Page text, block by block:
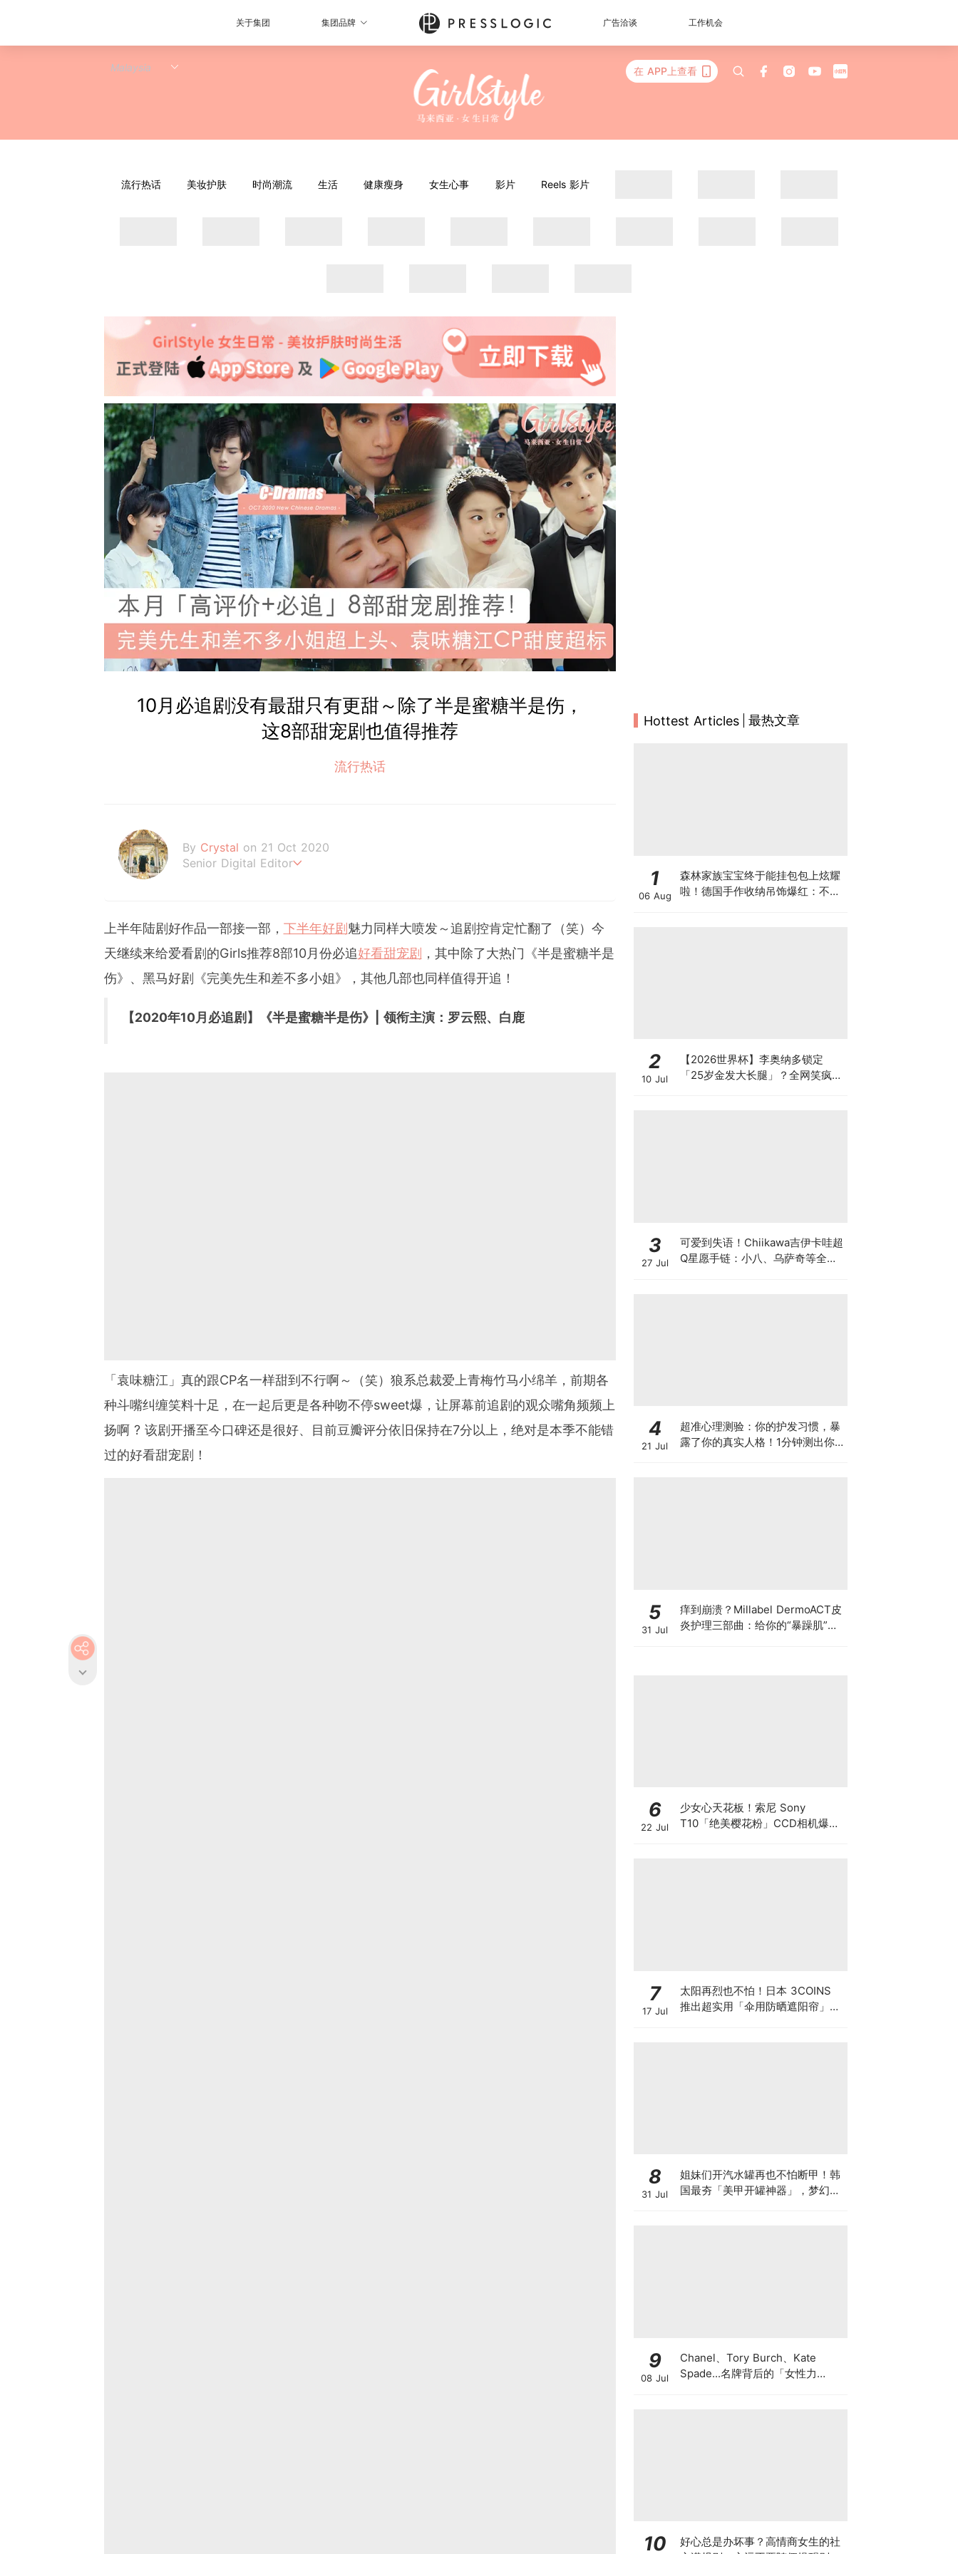
关于集团 集团品牌 广告洽谈 工作机会
在 APP上查看
流行热话 美妆护肤 时尚潮流 生活 健康瘦身 女生心事 影片 Reels 影片
10月必追剧没有最甜只有更甜～除了半是蜜糖半是伤，
这8部甜宠剧也值得推荐
流行热话
By Crystal on 21 Oct 2020
Senior Digital Editor
上半年陆剧好作品一部接一部， 下半年好剧 魅力同样大喷发～追剧控肯定忙翻了（笑）今
天继续来给爱看剧的Girls推荐8部10月份必追好看甜宠剧 ，其中除了大热门《半是蜜糖半是
伤》、黑马好剧《完美先生和差不多小姐》，其他几部也同样值得开追！
【2020年10月必追剧】《半是蜜糖半是伤》| 领衔主演：罗云熙、白鹿
「袁味糖江」真的跟CP名一样甜到不行啊～（笑）狼系总裁爱上青梅竹马小绵羊，前期各
种斗嘴纠缠笑料十足，在一起后更是各种吻不停sweet爆，让屏幕前追剧的观众嘴角频频上
扬啊 ? 该剧开播至今口碑还是很好、目前豆瓣评分依旧保持在7分以上，绝对是本季不能错
过的好看甜宠剧！
Hottest Articles 最热文章
1
06 Aug
森林家族宝宝终于能挂包包上炫耀
啦！德国手作收纳吊饰爆红：不伤
2
10 Jul
【2026世界杯】李奥纳多锁定
「25岁金发大长腿」？全网笑疯：
3
27 Jul
可爱到失语！Chiikawa吉伊卡哇超
Q星愿手链：小八、乌萨奇等全员
4
21 Jul
超准心理测验：你的护发习惯，暴
露了你的真实人格！1分钟测出你
5
31 Jul
痒到崩溃？Millabel DermoACT皮
炎护理三部曲：给你的“暴躁肌”戴
6
22 Jul
少女心天花板！索尼 Sony
T10「绝美樱花粉」CCD相机爆火
7
17 Jul
太阳再烈也不怕！日本 3COINS
推出超实用「伞用防晒遮阳帘」，
8
31 Jul
姐妹们开汽水罐再也不怕断甲！韩
国最夯「美甲开罐神器」，梦幻高
9
08 Jul
Chanel、Tory Burch、Kate
Spade...名牌背后的「女性力
10
好心总是办坏事？高情商女生的社